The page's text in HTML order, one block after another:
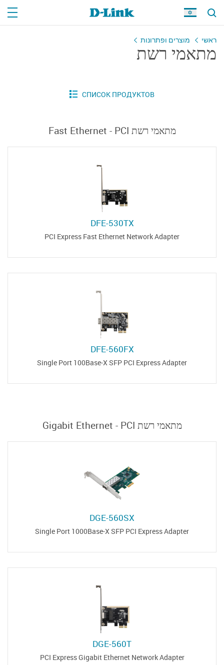
ראשי מוצרים ופתרונות
מתאמי רשת
מתאמי רשת Fast Ethernet - PCI
DFE-530TX
PCI Express Fast Ethernet Network Adapter
DFE-560FX
Single Port 100Base-X SFP PCI Express Adapter
מתאמי רשת Gigabit Ethernet - PCI
DGE-560SX
Single Port 1000Base-X SFP PCI Express Adapter
DGE-560T
PCI Express Gigabit Ethernet Network Adapter